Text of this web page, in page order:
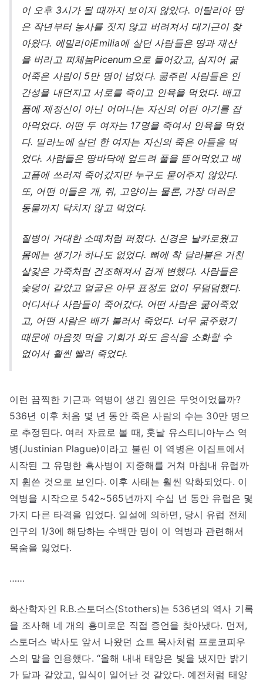
이 오후 3시가 될 때까지 보이지 않았다. 이탈리아 땅
은 작년부터 농사를 짓지 않고 버려져서 대기근이 찾
아왔다. 에밀리아Emilia에 살던 사람들은 땅과 재산
을 버리고 피체눔Picenum으로 들어갔고, 심지어 굶
어죽은 사람이 5만 명이 넘었다. 굶주린 사람들은 인
간성을 내던지고 서로를 죽이고 인육을 먹었다. 배고
픔에 제정신이 아닌 어머니는 자신의 어린 아기를 잡
아먹었다. 어떤 두 여자는 17명을 죽여서 인육을 먹었
다. 밀라노에 살던 한 여자는 자신의 죽은 아들을 먹
었다. 사람들은 땅바닥에 엎드려 풀을 뜯어먹었고 배
고픔에 쓰러져 죽어갔지만 누구도 묻어주지 않았다.
또, 어떤 이들은 개, 쥐, 고양이는 물론, 가장 더러운
동물까지 닥치지 않고 먹었다.
질병이 거대한 소떼처럼 퍼졌다. 신경은 날카로웠고
몸에는 생기가 하나도 없었다. 뼈에 착 달라붙은 거친
살갗은 가죽처럼 건조해져서 검게 변했다. 사람들은
숯덩이 같았고 얼굴은 아무 표정도 없이 무덤덤했다.
어디서나 사람들이 죽어갔다. 어떤 사람은 굶어죽었
고, 어떤 사람은 배가 불러서 죽었다. 너무 굶주렸기
때문에 마음껏 먹을 기회가 와도 음식을 소화할 수
없어서 훨씬 빨리 죽었다.
이런 끔찍한 기근과 역병이 생긴 원인은 무엇이었을까?
536년 이후 처음 몇 년 동안 죽은 사람의 수는 30만 명으
로 추정된다. 여러 자료로 볼 때, 훗날 유스티니아누스 역
병(Justinian Plague)이라고 불린 이 역병은 이집트에서
시작된 그 유명한 흑사병이 지중해를 거쳐 마침내 유럽까
지 휩쓴 것으로 보인다. 이후 사태는 훨씬 악화되었다. 이
역병을 시작으로 542~565년까지 수십 년 동안 유럽은 몇
가지 다른 타격을 입었다. 일설에 의하면, 당시 유럽 전체
인구의 1/3에 해당하는 수백만 명이 이 역병과 관련해서
목숨을 잃었다.
……
화산학자인 R.B.스토더스(Stothers)는 536년의 역사 기록
을 조사해 네 개의 흥미로운 직접 증언을 찾아냈다. 먼저,
스토더스 박사도 앞서 나왔던 쇼트 목사처럼 프로코피우
스의 말을 인용했다. “올해 내내 태양은 빛을 냈지만 밝기
가 달과 같았고, 일식이 일어난 것 같았다. 예전처럼 태양